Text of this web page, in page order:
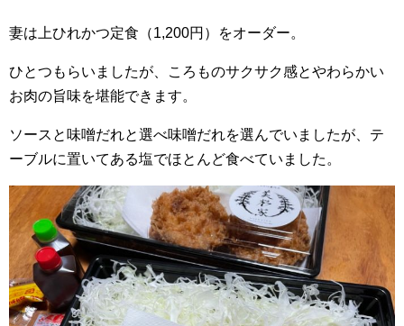
妻は上ひれかつ定食（1,200円）をオーダー。
ひとつもらいましたが、ころものサクサク感とやわらかい
お肉の旨味を堪能できます。
ソースと味噌だれと選べ味噌だれを選んでいましたが、テ
ーブルに置いてある塩でほとんど食べていました。